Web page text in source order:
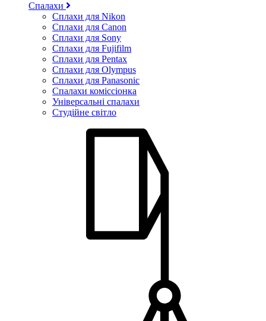
Спалахи
Сплахи для Nikon
Сплахи для Canon
Сплахи для Sony
Сплахи для Fujifilm
Сплахи для Pentax
Сплахи для Olympus
Сплахи для Panasonic
Спалахи коміссіонка
Універсальні спалахи
Студійне світло